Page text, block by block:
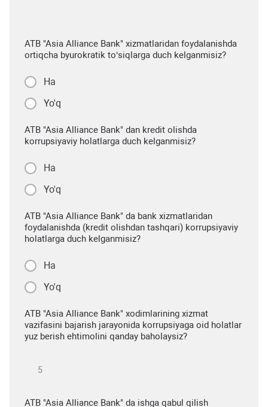
ATB "Asia Alliance Bank" xizmatlaridan foydalanishda
ortiqcha byurokratik to‘siqlarga duch kelganmisiz?
Ha
Yo'q
ATB "Asia Alliance Bank" dan kredit olishda
korrupsiyaviy holatlarga duch kelganmisiz?
Ha
Yo'q
ATB "Asia Alliance Bank" da bank xizmatlaridan
foydalanishda (kredit olishdan tashqari) korrupsiyaviy
holatlarga duch kelganmisiz?
Ha
Yo'q
ATB "Asia Alliance Bank" xodimlarining xizmat
vazifasini bajarish jarayonida korrupsiyaga oid holatlar
yuz berish ehtimolini qanday baholaysiz?
ATB "Asia Alliance Bank" da ishga qabul qilish